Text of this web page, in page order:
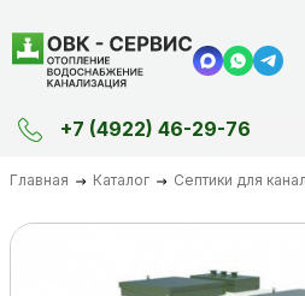
+7 (4922) 46-29-76
Главная Каталог Септики для